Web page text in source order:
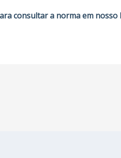
consultar a norma em nosso